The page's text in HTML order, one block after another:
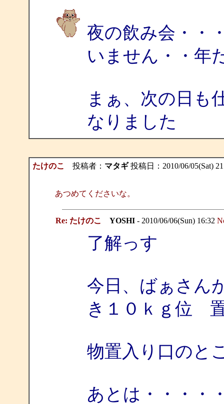
夜の飲み会・・
いません・・年
まぁ、次の日も
なりました
たけのこ 投稿者： マタギ投稿日：2010/06/05(Sat)
あつめてくださいな。
Re: たけのこ YOSHI- 2010/06/06(Sun) 16:32
了解っす
今日、ばぁさん
き１０ｋｇ位
物置入り口のと
あとは・・・・